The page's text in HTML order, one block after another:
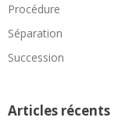
Procédure
Séparation
Succession
Articles récents